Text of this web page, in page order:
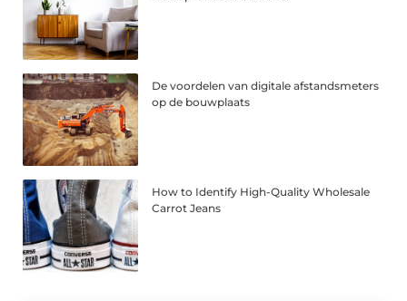
De voordelen van digitale afstandsmeters
op de bouwplaats
How to Identify High-Quality Wholesale
Carrot Jeans